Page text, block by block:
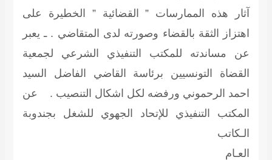
آثار هذه الممارسات ” القضائية ” الخطيرة على
اهتزاز الثقة بالقضاء وصورته لدى المتقاضي . ـ يعبر
عن مساندته للمكتب التنفيذي الشرعي لجمعية
القضاة التونسيين برئاسة القاضي الفاضل السيد
احمد الرحموني ورفضه لكل اشكال التنصيب . عن
المكتب التنفيذي للإتحاد الجهوي للشغل بجندوبة
الـكاتب